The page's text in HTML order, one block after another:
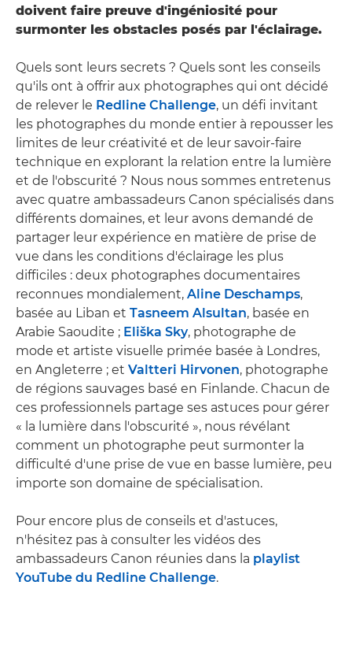
doivent faire preuve d'ingéniosité pour
surmonter les obstacles posés par l'éclairage.
Quels sont leurs secrets ? Quels sont les conseils
qu'ils ont à offrir aux photographes qui ont décidé
de relever le Redline Challenge, un défi invitant
les photographes du monde entier à repousser les
limites de leur créativité et de leur savoir-faire
technique en explorant la relation entre la lumière
et de l'obscurité ? Nous nous sommes entretenus
avec quatre ambassadeurs Canon spécialisés dans
différents domaines, et leur avons demandé de
partager leur expérience en matière de prise de
vue dans les conditions d'éclairage les plus
difficiles : deux photographes documentaires
reconnues mondialement, Aline Deschamps,
basée au Liban et Tasneem Alsultan, basée en
Arabie Saoudite ; Eliška Sky, photographe de
mode et artiste visuelle primée basée à Londres,
en Angleterre ; et Valtteri Hirvonen, photographe
de régions sauvages basé en Finlande. Chacun de
ces professionnels partage ses astuces pour gérer
« la lumière dans l'obscurité », nous révélant
comment un photographe peut surmonter la
difficulté d'une prise de vue en basse lumière, peu
importe son domaine de spécialisation.
Pour encore plus de conseils et d'astuces,
n'hésitez pas à consulter les vidéos des
ambassadeurs Canon réunies dans la playlist
YouTube du Redline Challenge.